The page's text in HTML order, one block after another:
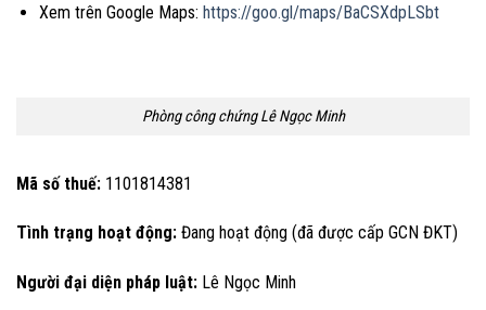
Xem trên Google Maps: https://goo.gl/maps/BaCSXdpLSbt
Phòng công chứng Lê Ngọc Minh
Mã số thuế: 1101814381
Tình trạng hoạt động: Đang hoạt động (đã được cấp GCN ĐKT)
Người đại diện pháp luật: Lê Ngọc Minh